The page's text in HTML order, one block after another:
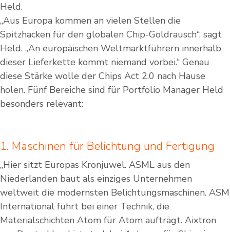
Held.
„Aus Europa kommen an vielen Stellen die
Spitzhacken für den globalen Chip-Goldrausch“, sagt
Held. „An europäischen Weltmarktführern innerhalb
dieser Lieferkette kommt niemand vorbei.“ Genau
diese Stärke wolle der Chips Act 2.0 nach Hause
holen. Fünf Bereiche sind für Portfolio Manager Held
besonders relevant:
1. Maschinen für Belichtung und Fertigung
„Hier sitzt Europas Kronjuwel. ASML aus den
Niederlanden baut als einziges Unternehmen
weltweit die modernsten Belichtungsmaschinen. ASM
International führt bei einer Technik, die
Materialschichten Atom für Atom aufträgt. Aixtron